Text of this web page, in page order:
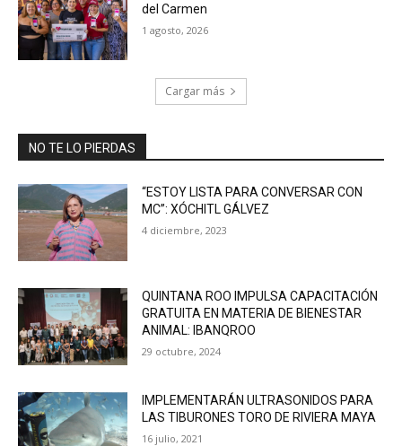
del Carmen
1 agosto, 2026
Cargar más
NO TE LO PIERDAS
“ESTOY LISTA PARA CONVERSAR CON
MC”: XÓCHITL GÁLVEZ
4 diciembre, 2023
QUINTANA ROO IMPULSA CAPACITACIÓN
GRATUITA EN MATERIA DE BIENESTAR
ANIMAL: IBANQROO
29 octubre, 2024
IMPLEMENTARÁN ULTRASONIDOS PARA
LAS TIBURONES TORO DE RIVIERA MAYA
16 julio, 2021